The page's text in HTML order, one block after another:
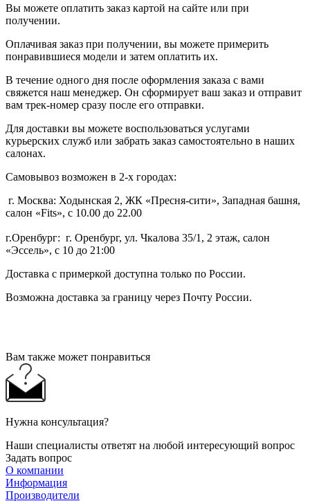
Вы можете оплатить заказ картой на сайте или при
получении.
Оплачивая заказ при получении, вы можете примерить
понравившиеся модели и затем оплатить их.
В течение одного дня после оформления заказа с вами
свяжется наш менеджер. Он сформирует ваш заказ и отправит
вам трек-номер сразу после его отправки.
Для доставки вы можете воспользоваться услугами
курьерских служб или забрать заказ самостоятельно в наших
салонах.
Самовывоз возможен в 2-х городах:
г. Москва: Ходынская 2, ЖК «Пресня-сити», Западная башня,
салон «Fits», с 10.00 до 22.00
г.Оренбург: г. Оренбург, ул. Чкалова 35/1, 2 этаж, салон
«Эссель», с 10 до 21:00
Доставка с примеркой доступна только по России.
Возможна доставка за границу через Почту России.
Вам также может понравиться
Нужна консультация?
Наши специалисты ответят на любой интересующий вопрос
Задать вопрос
О компании
Информация
Производители